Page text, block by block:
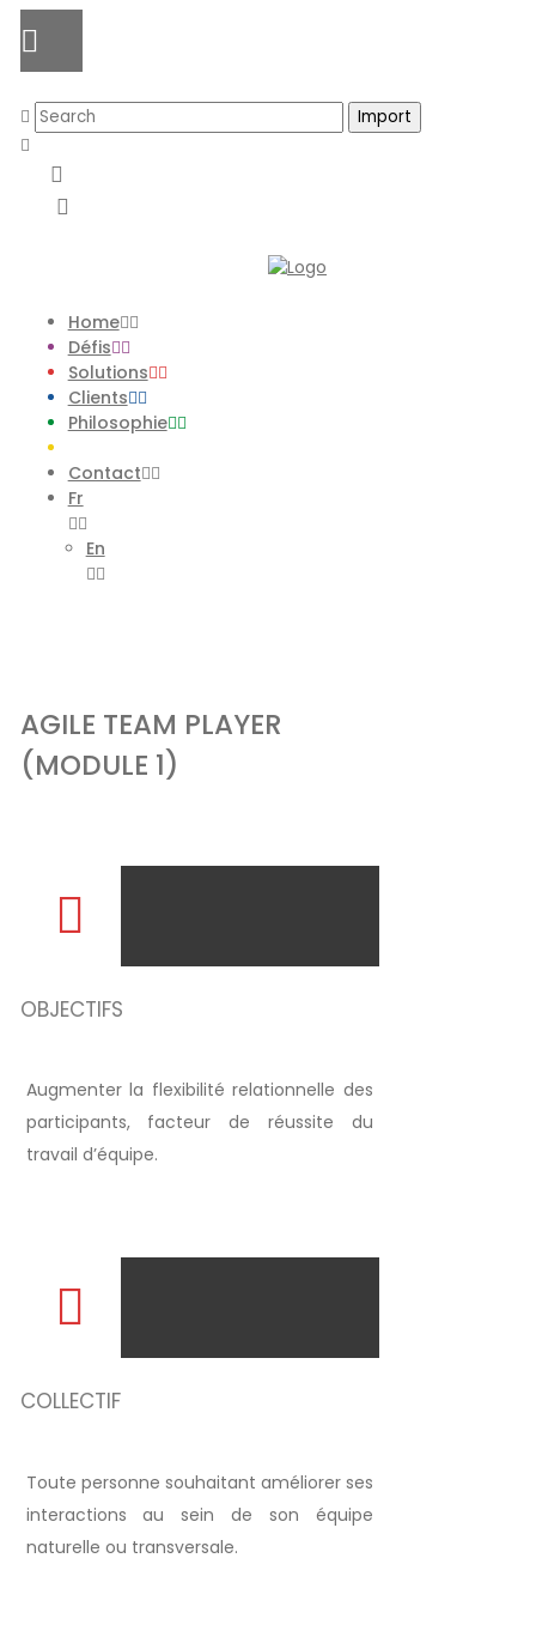
Home
Défis
Solutions
Clients
Philosophie
Contact
Fr
En
AGILE TEAM PLAYER
(MODULE 1)
OBJECTIFS
Augmenter la flexibilité relationnelle des
participants, facteur de réussite du
travail d’équipe.
COLLECTIF
Toute personne souhaitant améliorer ses
interactions au sein de son équipe
naturelle ou transversale.